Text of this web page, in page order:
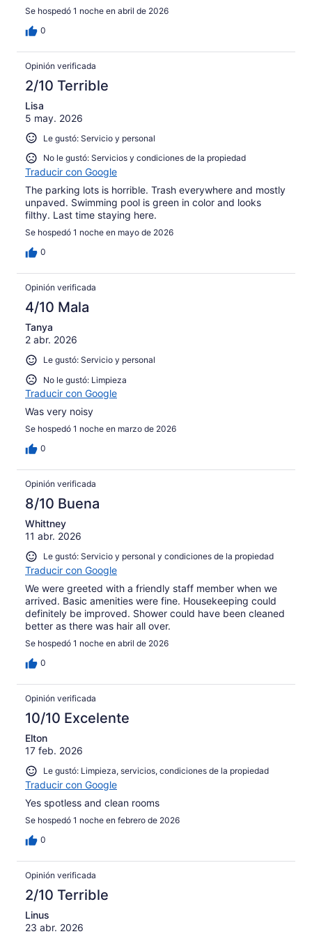
Se hospedó 1 noche en abril de 2026
0
Opinión verificada
2/10 Terrible
Lisa
5 may. 2026
Le gustó: Servicio y personal
No le gustó: Servicios y condiciones de la propiedad
Traducir con Google
The parking lots is horrible. Trash everywhere and mostly
unpaved. Swimming pool is green in color and looks
filthy. Last time staying here.
Se hospedó 1 noche en mayo de 2026
0
Opinión verificada
4/10 Mala
Tanya
2 abr. 2026
Le gustó: Servicio y personal
No le gustó: Limpieza
Traducir con Google
Was very noisy
Se hospedó 1 noche en marzo de 2026
0
Opinión verificada
8/10 Buena
Whittney
11 abr. 2026
Le gustó: Servicio y personal y condiciones de la propiedad
Traducir con Google
We were greeted with a friendly staff member when we
arrived. Basic amenities were fine. Housekeeping could
definitely be improved. Shower could have been cleaned
better as there was hair all over.
Se hospedó 1 noche en abril de 2026
0
Opinión verificada
10/10 Excelente
Elton
17 feb. 2026
Le gustó: Limpieza, servicios, condiciones de la propiedad
Traducir con Google
Yes spotless and clean rooms
Se hospedó 1 noche en febrero de 2026
0
Opinión verificada
2/10 Terrible
Linus
23 abr. 2026